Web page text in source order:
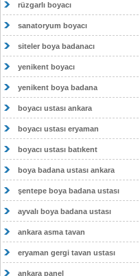
rüzgarlı boyacı
sanatoryum boyacı
siteler boya badanacı
yenikent boyacı
yenikent boya badana
boyacı ustası ankara
boyacı ustası eryaman
boyacı ustası batıkent
boya badana ustası ankara
şentepe boya badana ustası
ayvalı boya badana ustası
ankara asma tavan
eryaman gergi tavan ustası
ankara panel